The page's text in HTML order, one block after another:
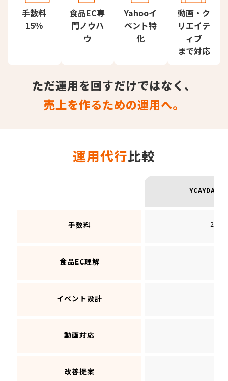
手数料
15％
食品EC専
門ノウハ
ウ
Yahooイ
ベント特
化
動画・ク
リエイテ
ィブ
まで対応
ただ運用を回すだけではなく、
売上を作るための運用へ。
運用代行比較
YCAYDA（
手数料 20％
食品EC理解
イベント設計
動画対応
改善提案